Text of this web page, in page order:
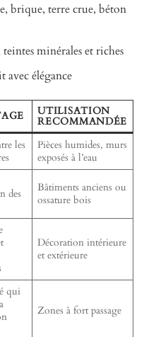
brique, terre crue, béton
minérales et riches
élégance
UTILISATION
RECOMMANDÉE
les
Pièces humides, murs
exposés à l’eau
des
Bâtiments anciens ou
ossature bois
Décoration intérieure
et extérieure
qui
Zones à fort passage